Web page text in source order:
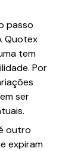
passo
Quotex
tem
Por
ser
outro
expiram